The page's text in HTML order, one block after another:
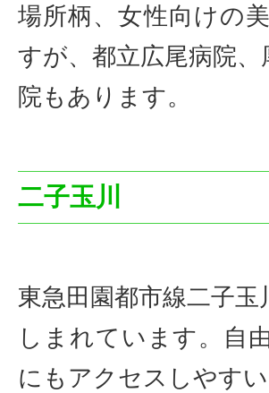
場所柄、女性向けの
すが、都立広尾病院
院もあります。
二子玉川
東急田園都市線二子
しまれています。自
にもアクセスしやすい